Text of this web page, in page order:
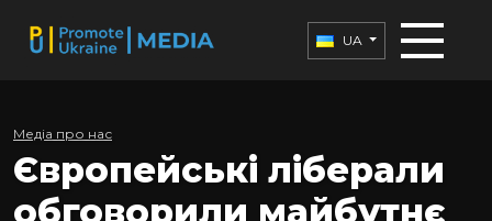
UA
Медіа про нас
Європейські ліберали
обговорили майбутнє